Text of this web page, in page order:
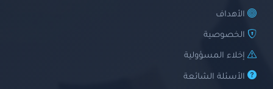
الأهداف
الخصوصية
إخلاء المسؤولية
الأسئلة الشائعة